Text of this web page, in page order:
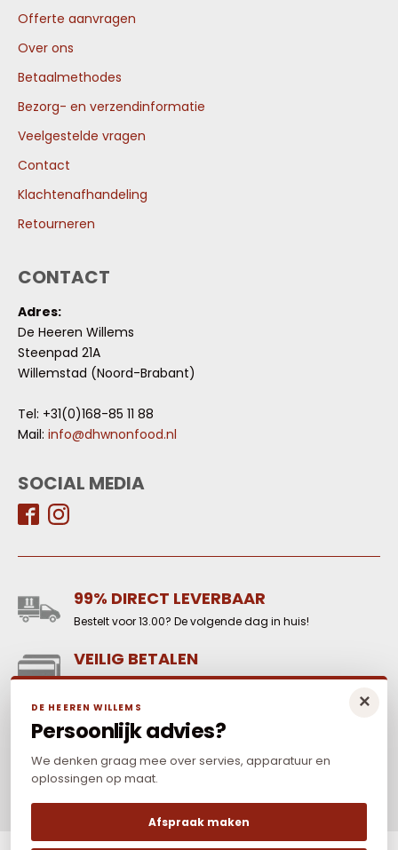
Offerte aanvragen
Over ons
Betaalmethodes
Bezorg- en verzendinformatie
Veelgestelde vragen
Contact
Klachtenafhandeling
Retourneren
CONTACT
Adres:
De Heeren Willems
Steenpad 21A
Willemstad (Noord-Brabant)
Tel: +31(0)168-85 11 88
Mail: info@dhwnonfood.nl
SOCIAL MEDIA
99% DIRECT LEVERBAAR
Bestelt voor 13.00? De volgende dag in huis!
VEILIG BETALEN
Reken online veilig af met o.a. iDeal-WERO, Paypal,
LAAGSTE PRIJS
Elders goedkoper? Neem dan contact met ons op.
×
DE HEEREN WILLEMS
Persoonlijk advies?
We denken graag mee over servies, apparatuur en
oplossingen op maat.
Afspraak maken